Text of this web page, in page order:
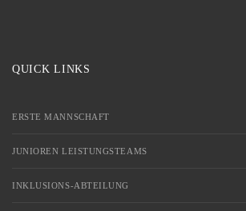
QUICK LINKS
ERSTE MANNSCHAFT
JUNIOREN LEISTUNGSTEAMS
INKLUSIONS-ABTEILUNG